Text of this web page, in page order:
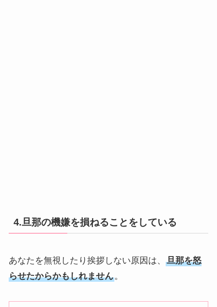
4.旦那の機嫌を損ねることをしている
あなたを無視したり挨拶しない原因は、 旦那を怒
らせたからかもしれません。